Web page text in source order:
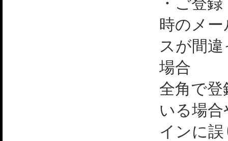
時のメ
スが間
場合
全角で
いる場
インに